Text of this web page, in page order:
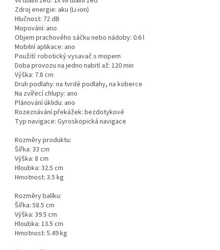
Zdroj energie: aku (Li-ion)
Hlučnost: 72 dB
Mopování: ano
Objem prachového sáčku nebo nádoby: 0.6 l
Mobilní aplikace: ano
Použití: robotický vysavač s mopem
Doba provozu na jedno nabití až: 120 min
Výška: 7.8 cm
Druh podlahy: na tvrdé podlahy, na koberce
Na zvířecí chlupy: ano
Plánování úklidu: ano
Rozeznávání překážek: bezdotykové
Typ navigace: Gyroskopická navigace
Rozměry produktu:
Šířka: 33 cm
Výška: 8 cm
Hloubka: 32.5 cm
Hmotnost: 3.5 kg
Rozměry balíku:
Šířka: 58.5 cm
Výška: 39.5 cm
Hloubka: 13.5 cm
Hmotnost: 5.49 kg